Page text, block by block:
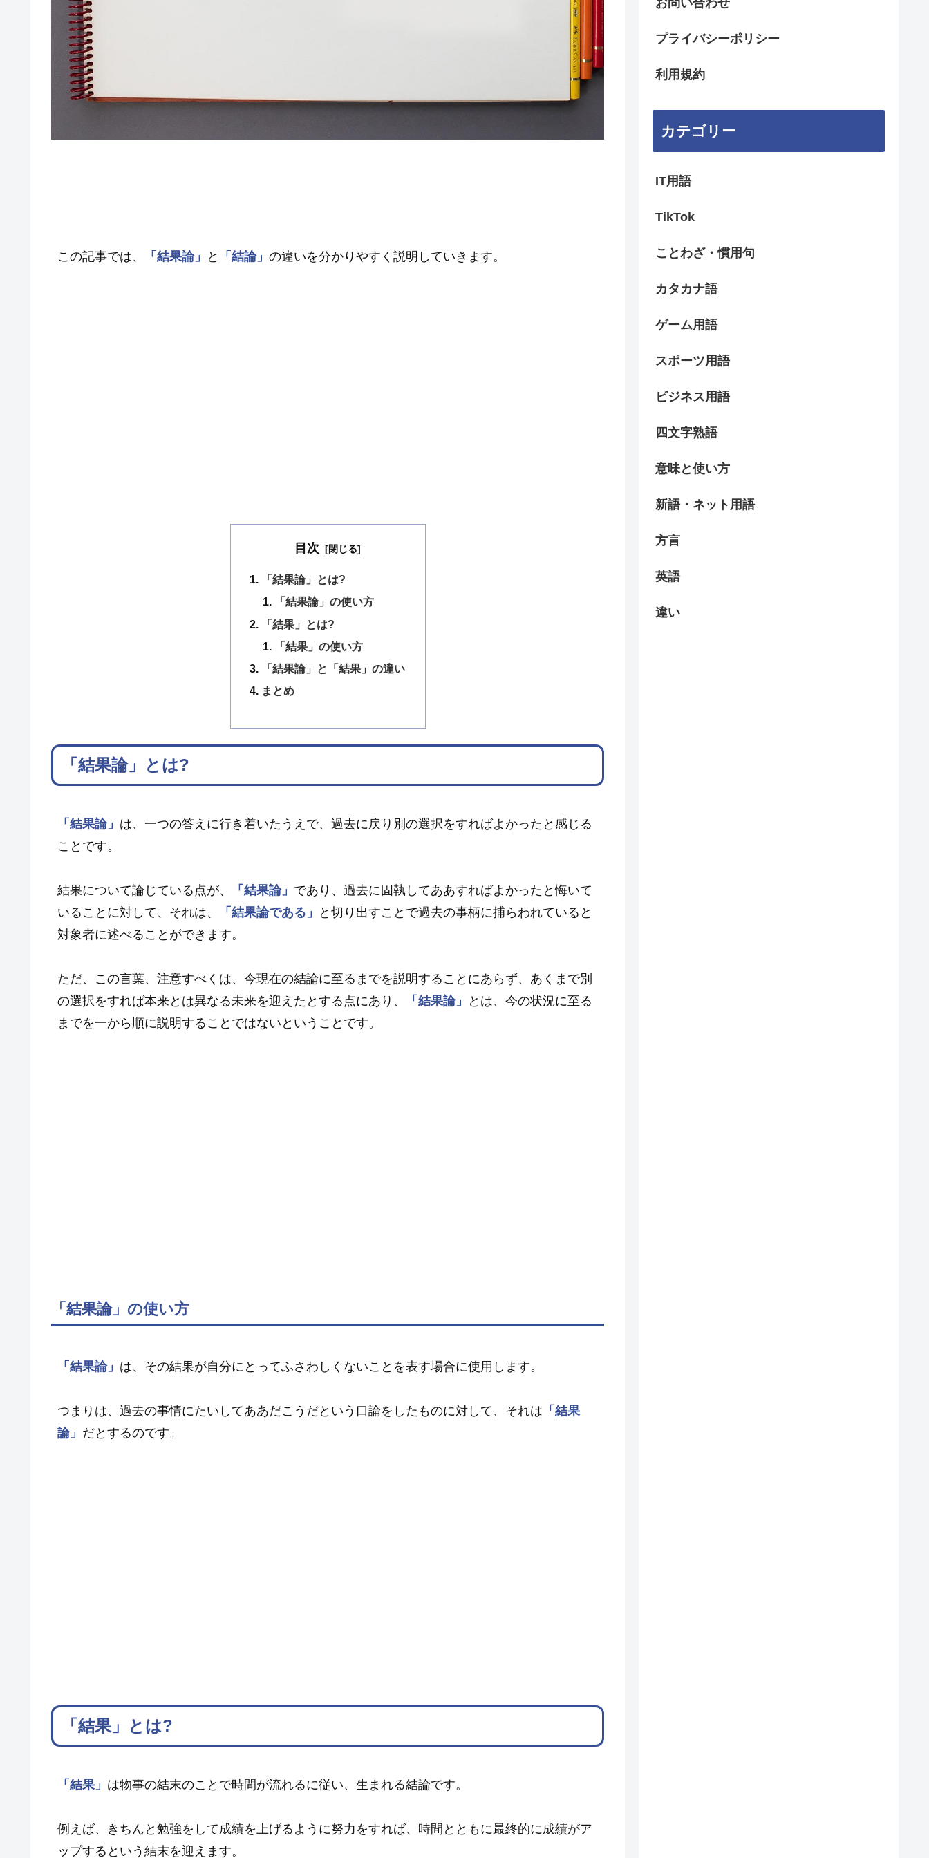
この記事では、 「結果論」 と 「結論」 の違いを分かりやすく説明していきます。
目次
「結果論」とは?
「結果論」の使い方
「結果」とは?
「結果」の使い方
「結果論」と「結果」の違い
まとめ
「結果論」とは?
「結果論」 は、一つの答えに行き着いたうえで、過去に戻り別の選択をすればよかったと感じる
ことです。
結果について論じている点が、 「結果論」 であり、過去に固執してああすればよかったと悔いて
いることに対して、それは、
「結果論である」
と切り出すことで過去の事柄に捕らわれていると
対象者に述べることができます。
ただ、この言葉、注意すべくは、今現在の結論に至るまでを説明することにあらず、あくまで別
の選択をすれば本来とは異なる未来を迎えたとする点にあり、
「結果論」
とは、今の状況に至る
までを一から順に説明することではないということです。
「結果論」の使い方
「結果論」 は、その結果が自分にとってふさわしくないことを表す場合に使用します。
つまりは、過去の事情にたいしてああだこうだという口論をしたものに対して、それは 「結果
論」 だとするのです。
「結果」とは?
「結果」 は物事の結末のことで時間が流れるに従い、生まれる結論です。
例えば、きちんと勉強をして成績を上げるように努力をすれば、時間とともに最終的に成績がア
ップするという結末を迎えます。
プライバシーポリシー
利用規約
カテゴリー
IT用語
TikTok
ことわざ・慣用句
カタカナ語
ゲーム用語
スポーツ用語
ビジネス用語
四文字熟語
意味と使い方
新語・ネット用語
方言
英語
違い